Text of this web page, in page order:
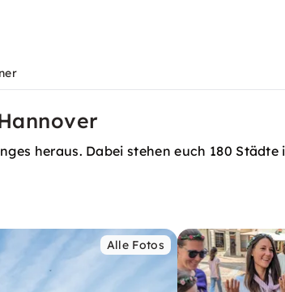
heraus. Dabei stehen euch 180
Alle Fotos